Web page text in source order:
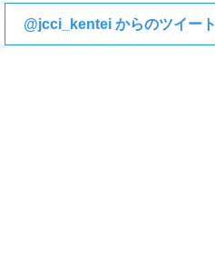
@jcci_kentei からのツイート